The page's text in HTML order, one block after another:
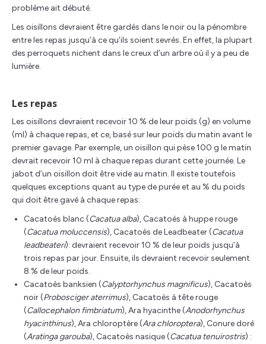
problème ait débuté.
Les oisillons devraient être gardés dans le noir ou la pénombre
entre les repas jusqu’à ce qu’ils soient sevrés. En effet, la plupart
des perroquets nichent dans le creux d’un arbre où il y a peu de
lumière.
Les repas
Les oisillons devraient recevoir 10 % de leur poids (g) en volume
(ml) à chaque repas, et ce, basé sur leur poids du matin avant le
premier gavage. Par exemple, un oisillon qui pèse 100 g le matin
devrait recevoir 10 ml à chaque repas durant cette journée. Le
jabot d’un oisillon doit être vide au matin. Il existe toutefois
quelques exceptions quant au type de purée et au % du poids
qui doit être gavé à chaque repas:
Cacatoès blanc (Cacatua alba), Cacatoès à huppe rouge
(Cacatua moluccensis), Cacatoès de Leadbeater (Cacatua
leadbeateri): devraient recevoir 10 % de leur poids jusqu’à
trois repas par jour. Ensuite, ils devraient recevoir seulement
8 % de leur poids.
Cacatoès banksien (Calyptorhynchus magnificus), Cacatoès
noir (Probosciger aterrimus), Cacatoès à tête rouge
(Callocephalon fimbriatum), Ara hyacinthe (Anodorhynchus
hyacinthinus), Ara chloroptère (Ara chloroptera), Conure doré
(Aratinga garouba), Cacatoès nasique (Cacatua tenuirostris) :